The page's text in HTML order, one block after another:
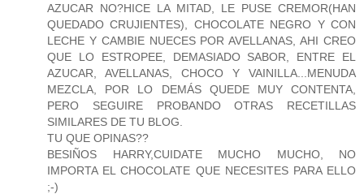
AZUCAR NO?HICE LA MITAD, LE PUSE CREMOR(HAN
QUEDADO CRUJIENTES), CHOCOLATE NEGRO Y CON
LECHE Y CAMBIE NUECES POR AVELLANAS, AHI CREO
QUE LO ESTROPEE, DEMASIADO SABOR, ENTRE EL
AZUCAR, AVELLANAS, CHOCO Y VAINILLA...MENUDA
MEZCLA, POR LO DEMÁS QUEDE MUY CONTENTA,
PERO SEGUIRE PROBANDO OTRAS RECETILLAS
SIMILARES DE TU BLOG.
TU QUE OPINAS??
BESIÑOS HARRY,CUIDATE MUCHO MUCHO, NO
IMPORTA EL CHOCOLATE QUE NECESITES PARA ELLO
;-)